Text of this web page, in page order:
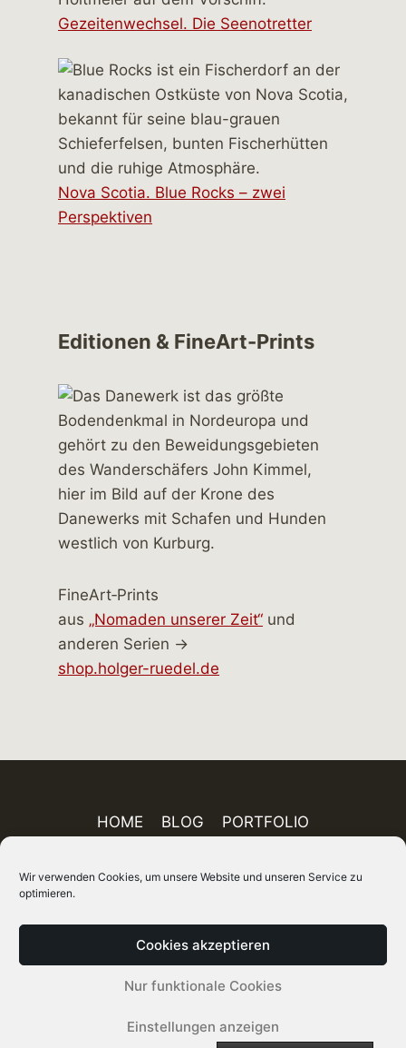
Wir verwenden Cookies, um unsere Website und unseren Service zu
optimieren.
Cookies akzeptieren
Nur funktionale Cookies
Einstellungen anzeigen
Gezeitenwechsel. Die Seenotretter
Nova Scotia. Blue Rocks – zwei
Perspektiven
Editionen & FineArt-Prints
FineArt‑Prints
aus „Nomaden unserer Zeit“ und
anderen Serien →
shop.holger-ruedel.de
HOME BLOG
PORTFOLIO
ÜBER MICH
DATENSCHUTZ
AGB SITEMAP
© 2026 Holger Rüdel DGPh – Fotograf, Autor